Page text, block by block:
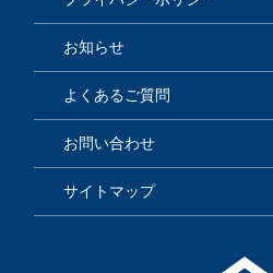
お知らせ
よくあるご質問
お問い合わせ
サイトマップ